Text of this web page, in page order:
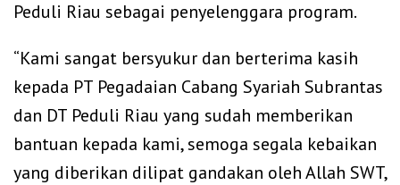
Peduli Riau sebagai penyelenggara program.
“Kami sangat bersyukur dan berterima kasih
kepada PT Pegadaian Cabang Syariah Subrantas
dan DT Peduli Riau yang sudah memberikan
bantuan kepada kami, semoga segala kebaikan
yang diberikan dilipat gandakan oleh Allah SWT,